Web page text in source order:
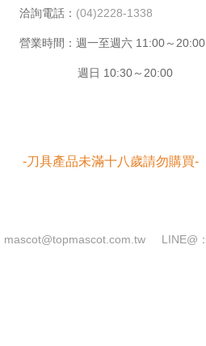
洽詢電話： (04)2228-1338
營業時間：週⼀⾄週六 11:00～20:00
週日 10:30～20:00
-刀具產品未滿十八歲請勿購買-
mascot@topmascot.com.tw LINE@：